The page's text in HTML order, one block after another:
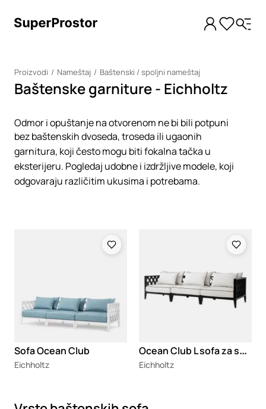
Proizvodi Nameštaj Baštenski / spoljni nameštaj
Baštenske garniture - Eichholtz
Odmor i opuštanje na otvorenom ne bi bili potpuni
bez baštenskih dvoseda, troseda ili ugaonih
garnitura, koji često mogu biti fokalna tačka u
eksterijeru. Pogledaj udobne i izdržljive modele, koji
odgovaraju različitim ukusima i potrebama.
Sofa Ocean Club
Eichholtz
O
cean Club L sofa za spoljni prostor
Eichholtz